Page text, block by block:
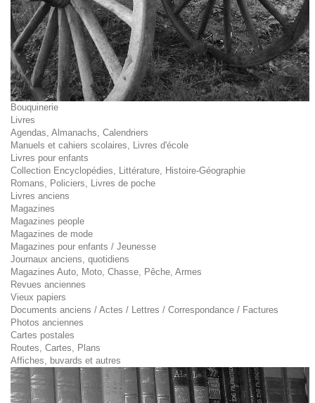
Bouquinerie
Livres
Agendas, Almanachs, Calendriers
Manuels et cahiers scolaires, Livres d'école
Livres pour enfants
Collection Encyclopédies, Littérature, Histoire-Géographie
Romans, Policiers, Livres de poche
Livres anciens
Magazines
Magazines people
Magazines de mode
Magazines pour enfants / Jeunesse
Journaux anciens, quotidiens
Magazines Auto, Moto, Chasse, Pêche, Armes
Revues anciennes
Vieux papiers
Documents anciens / Actes / Lettres / Correspondance / Factures
Photos anciennes
Cartes postales
Routes, Cartes, Plans
Affiches, buvards et autres